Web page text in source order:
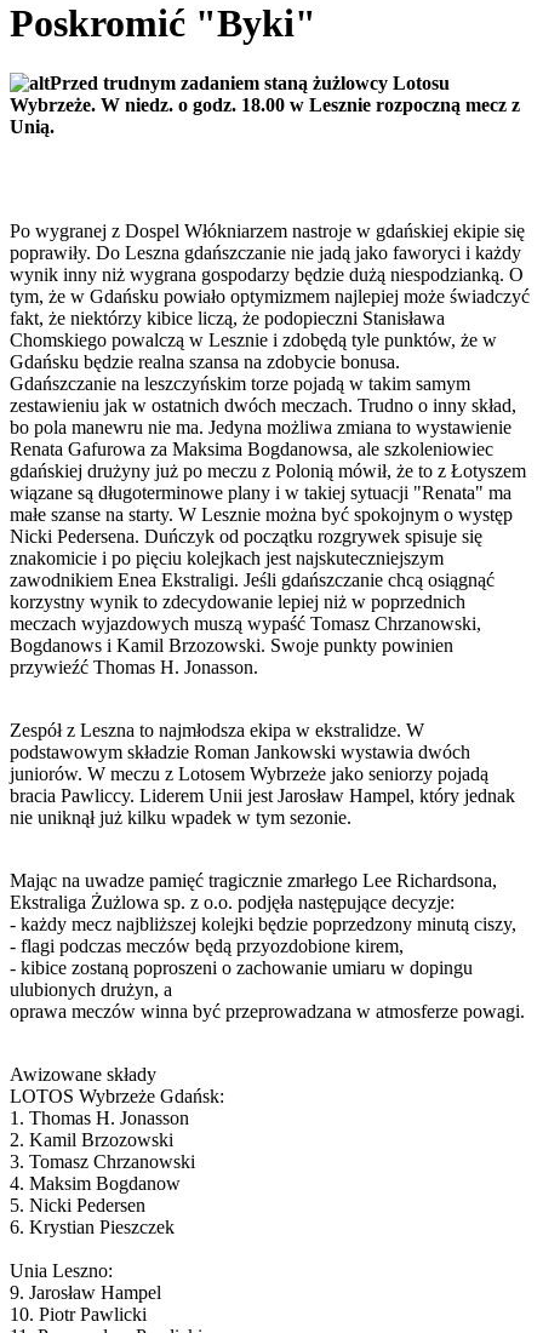
Poskromić "Byki"
Przed trudnym zadaniem staną żużlowcy Lotosu
Wybrzeże. W niedz. o godz. 18.00 w Lesznie rozpoczną mecz z
Unią.
Po wygranej z Dospel Włókniarzem nastroje w gdańskiej ekipie się
poprawiły. Do Leszna gdańszczanie nie jadą jako faworyci i każdy
wynik inny niż wygrana gospodarzy będzie dużą niespodzianką. O
tym, że w Gdańsku powiało optymizmem najlepiej może świadczyć
fakt, że niektórzy kibice liczą, że podopieczni Stanisława
Chomskiego powalczą w Lesznie i zdobędą tyle punktów, że w
Gdańsku będzie realna szansa na zdobycie bonusa.
Gdańszczanie na leszczyńskim torze pojadą w takim samym
zestawieniu jak w ostatnich dwóch meczach. Trudno o inny skład,
bo pola manewru nie ma. Jedyna możliwa zmiana to wystawienie
Renata Gafurowa za Maksima Bogdanowsa, ale szkoleniowiec
gdańskiej drużyny już po meczu z Polonią mówił, że to z Łotyszem
wiązane są długoterminowe plany i w takiej sytuacji "Renata" ma
małe szanse na starty. W Lesznie można być spokojnym o występ
Nicki Pedersena. Duńczyk od początku rozgrywek spisuje się
znakomicie i po pięciu kolejkach jest najskuteczniejszym
zawodnikiem Enea Ekstraligi. Jeśli gdańszczanie chcą osiągnąć
korzystny wynik to zdecydowanie lepiej niż w poprzednich
meczach wyjazdowych muszą wypaść Tomasz Chrzanowski,
Bogdanows i Kamil Brzozowski. Swoje punkty powinien
przywieźć Thomas H. Jonasson.
Zespół z Leszna to najmłodsza ekipa w ekstralidze. W
podstawowym składzie Roman Jankowski wystawia dwóch
juniorów. W meczu z Lotosem Wybrzeże jako seniorzy pojadą
bracia Pawliccy. Liderem Unii jest Jarosław Hampel, który jednak
nie uniknął już kilku wpadek w tym sezonie.
Mając na uwadze pamięć tragicznie zmarłego Lee Richardsona,
Ekstraliga Żużlowa sp. z o.o. podjęła następujące decyzje:
- każdy mecz najbliższej kolejki będzie poprzedzony minutą ciszy,
- flagi podczas meczów będą przyozdobione kirem,
- kibice zostaną poproszeni o zachowanie umiaru w dopingu
ulubionych drużyn, a
oprawa meczów winna być przeprowadzana w atmosferze powagi.
Awizowane składy
LOTOS Wybrzeże Gdańsk:
1. Thomas H. Jonasson
2. Kamil Brzozowski
3. Tomasz Chrzanowski
4. Maksim Bogdanow
5. Nicki Pedersen
6. Krystian Pieszczek
Unia Leszno:
9. Jarosław Hampel
10. Piotr Pawlicki